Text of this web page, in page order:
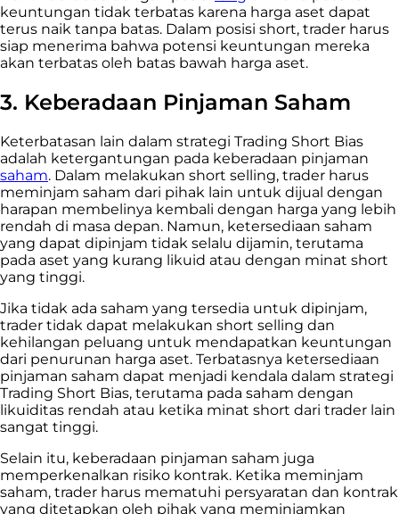
keuntungan tidak terbatas karena harga aset dapat
terus naik tanpa batas. Dalam posisi short, trader harus
siap menerima bahwa potensi keuntungan mereka
akan terbatas oleh batas bawah harga aset.
3. Keberadaan Pinjaman Saham
Keterbatasan lain dalam strategi Trading Short Bias
adalah ketergantungan pada keberadaan pinjaman
saham. Dalam melakukan short selling, trader harus
meminjam saham dari pihak lain untuk dijual dengan
harapan membelinya kembali dengan harga yang lebih
rendah di masa depan. Namun, ketersediaan saham
yang dapat dipinjam tidak selalu dijamin, terutama
pada aset yang kurang likuid atau dengan minat short
yang tinggi.
Jika tidak ada saham yang tersedia untuk dipinjam,
trader tidak dapat melakukan short selling dan
kehilangan peluang untuk mendapatkan keuntungan
dari penurunan harga aset. Terbatasnya ketersediaan
pinjaman saham dapat menjadi kendala dalam strategi
Trading Short Bias, terutama pada saham dengan
likuiditas rendah atau ketika minat short dari trader lain
sangat tinggi.
Selain itu, keberadaan pinjaman saham juga
memperkenalkan risiko kontrak. Ketika meminjam
saham, trader harus mematuhi persyaratan dan kontrak
yang ditetapkan oleh pihak yang meminjamkan